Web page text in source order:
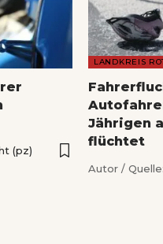
(pz)
LANDKREIS
Jährigen
flüchtet
Autor / Quelle: